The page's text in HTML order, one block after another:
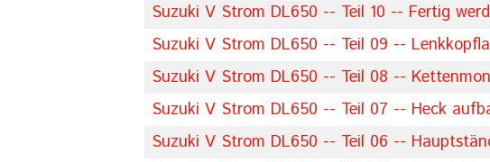
Suzuki V Strom DL650 -- Teil 10 -- Fertig
Suzuki V Strom DL650 -- Teil 09 --
Suzuki V Strom DL650 -- Teil 08 --
Suzuki V Strom DL650 -- Teil 07 -- Heck
Suzuki V Strom DL650 -- Teil 06 --